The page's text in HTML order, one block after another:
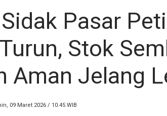
Pasar
Stok
Aman Jelang
09 Maret 2026 / 10.45 WIB